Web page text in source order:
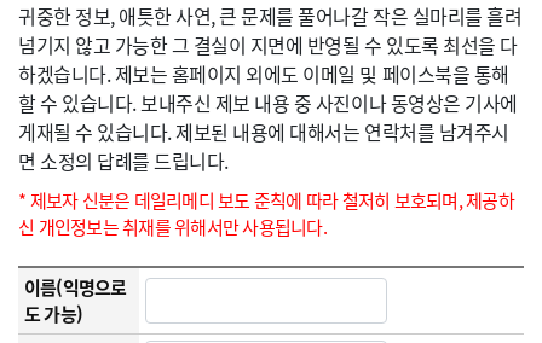
귀중한 정보, 애틋한 사연, 큰 문제를 풀어나갈 작은 실마리를 흘려
넘기지 않고 가능한 그 결실이 지면에 반영될 수 있도록 최선을 다
하겠습니다. 제보는 홈페이지 외에도 이메일 및 페이스북을 통해
할 수 있습니다. 보내주신 제보 내용 중 사진이나 동영상은 기사에
게재될 수 있습니다. 제보된 내용에 대해서는 연락처를 남겨주시
면 소정의 답례를 드립니다.
* 제보자 신분은 데일리메디 보도 준칙에 따라 철저히 보호되며, 제공하
신 개인정보는 취재를 위해서만 사용됩니다.
이름(익명으로
도 가능)